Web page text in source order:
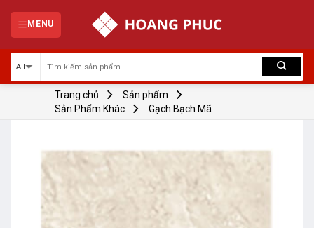
content
MENU
Trang chủ
Sản phẩm
Sản Phẩm Khác
Gạch Bạch Mã